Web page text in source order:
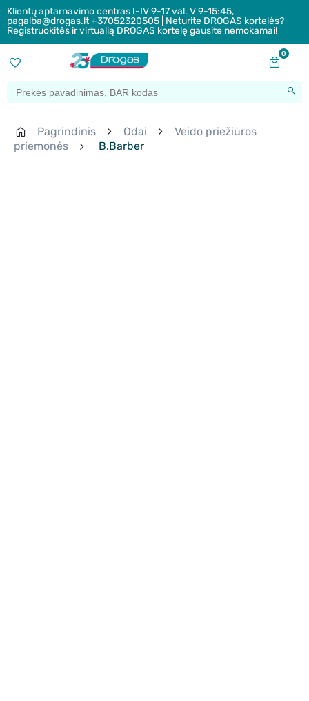
Klientų aptarnavimo centras I-IV 9-17 val. V 9-15:45,
pagalba@drogas.lt +37052320505 | Neturite DROGAS kortelės?
Registruokitės ir virtualią DROGAS kortelę gausite nemokamai!
0
Pagrindinis Odai
Veido priežiūros
priemonės
B.Barber